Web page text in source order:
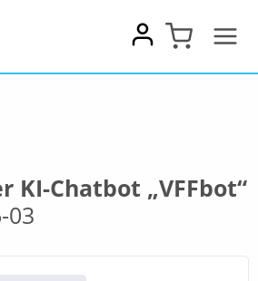
KI-Chatbot „VFFbot“
03